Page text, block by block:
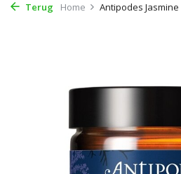
Terug Home Antipodes